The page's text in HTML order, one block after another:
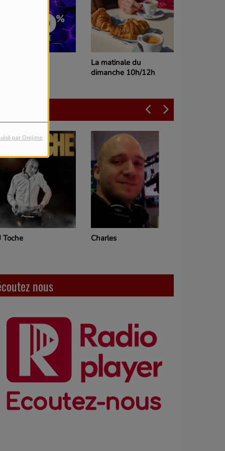
par Orejime
La matinale du
dimanche 10h/12h
Toche Charles
nous